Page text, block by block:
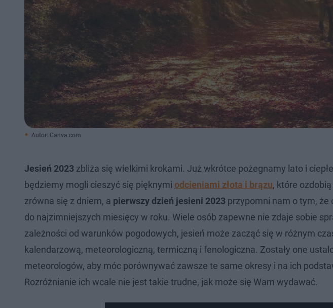
Autor: Canva.com
Jesień 2023 zbliża się wielkimi krokami. Już wkrótce pożegnamy lato i
będziemy mogli cieszyć się pięknymi odcieniami złota i brązu, które
zrówna się z dniem, a pierwszy dzień jesieni 2023 przypomni nam o tym,
do najzimniejszych miesięcy w roku. Wiele osób zapewne nie zdaje sobie
zależności od warunków pogodowych, jesień może zacząć się w różnym
kalendarzową, meteorologiczną, termiczną i fenologiczna. Zostały one
meteorologów, aby móc porównywać zawsze te same okresy i na ich
Rozróżnianie ich wcale nie jest takie trudne, jak może się Wam wydawać.